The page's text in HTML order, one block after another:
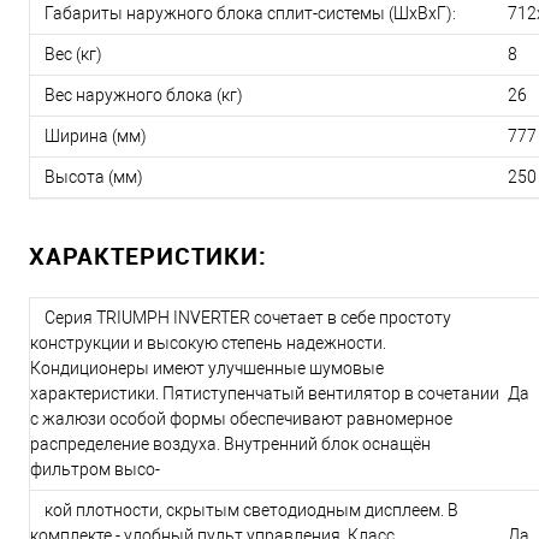
Габариты наружного блока сплит-системы (ШxВxГ):
Вес (кг) 8
Вес наружного блока (кг) 26
Ширина (мм) 777
Высота (мм) 250
ХАРАКТЕРИСТИКИ:
Серия TRIUMPH INVERTER сочетает в себе простоту
конструкции и высокую степень надежности.
Кондиционеры имеют улучшенные шумовые
характеристики. Пятиступенчатый вентилятор в сочетании
с жалюзи особой формы обеспечивают равномерное
распределение воздуха. Внутренний блок оснащён
фильтром высо-
Да
кой плотности, скрытым светодиодным дисплеем. В